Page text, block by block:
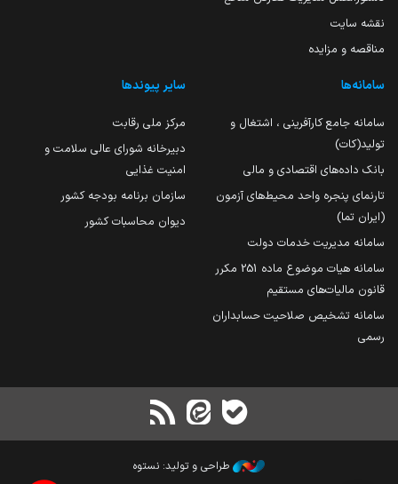
نقشه سایت
مناقصه و مزایده
سامانه‌ها
سامانه جامع کارآفرینی ، اشتغال و
تولید(کات)
بانک داده‌های اقتصادی و مالی
تارنمای پنجره واحد محیط‌های آزمون
(ایران تما)
سامانه مدیریت خدمات دولت
سامانه هیات موضوع ماده 251 مکرر
قانون مالیات‌های مستقیم
سامانه تشخیص صلاحیت حسابداران
رسمی
سایر پیوندها
مرکز ملی رقابت
دبیرخانه شورای عالی سلامت و
امنیت غذایی
سازمان برنامه بودجه کشور
دیوان محاسبات کشور
طراحی و تولید: نستوه